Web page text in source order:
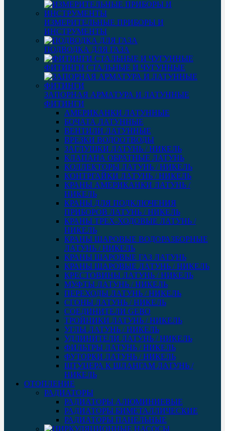
ИЗМЕРИТЕЛЬНЫЕ ПРИБОРЫ И
ИНСТРУМЕНТЫ
ПОДВОДКА ДЛЯ ГАЗА
ФИТИНГИ СТАЛЬНЫЕ И ЧУГУННЫЕ
ЗАПОРНАЯ АРМАТУРА И ЛАТУННЫЕ
ФИТИНГИ
АМЕРИКАНКИ ЛАТУННЫЕ
БОЧАТА ЛАТУННЫЕ
ВЕНТИЛИ ЛАТУННЫЕ
ВРЕЗКИ ВОДООТВОДЫ
ЗАГЛУШКИ ЛАТУНЬ / НИКЕЛЬ
КЛАПАНА ОБРАТНЫЕ ЛАТУНЬ
КОЛЛЕКТОРЫ ЛАТУНЬ / НИКЕЛЬ
КОНТРГАЙКИ ЛАТУНЬ / НИКЕЛЬ
КРАНЫ АМЕРИКАНКИ ЛАТУНЬ /
НИКЕЛЬ
КРАНЫ ДЛЯ ПОДКЛЮЧЕНИЯ
ПРИБОРОВ ЛАТУНЬ / НИКЕЛЬ
КРАНЫ ТРЕХ-ХОДОВЫЕ ЛАТУНЬ /
НИКЕЛЬ
КРАНЫ ШАРОВЫЕ ВОДОРАЗБОРНЫЕ
ЛАТУНЬ / НИКЕЛЬ
КРАНЫ ШАРОВЫЕ ГАЗ ЛАТУНЬ
КРАНЫ ШАРОВЫЕ ЛАТУНЬ / НИКЕЛЬ
КРЕСТОВИНЫ ЛАТУНЬ / НИКЕЛЬ
МУФТЫ ЛАТУНЬ / НИКЕЛЬ
ПЕРЕХОДЫ ЛАТУНЬ / НИКЕЛЬ
СГОНЫ ЛАТУНЬ / НИКЕЛЬ
СОЕДИНИТЕЛИ GEBO
ТРОЙНИКИ ЛАТУНЬ / НИКЕЛЬ
УГЛЫ ЛАТУНЬ / НИКЕЛЬ
УДЛИНИТЕЛИ ЛАТУНЬ / НИКЕЛЬ
ФИЛЬТРЫ ЛАТУНЬ / НИКЕЛЬ
ФУТОРКИ ЛАТУНЬ / НИКЕЛЬ
ШТУЦЕРА К ШЛАНГАМ ЛАТУНЬ /
НИКЕЛЬ
ОТОПЛЕНИЕ
РАДИАТОРЫ
РАДИАТОРЫ АЛЮМИНИЕВЫЕ
РАДИАТОРЫ БИМЕТАЛЛИЧЕСКИЕ
РАДИАТОРЫ ПАНЕЛЬНЫЕ